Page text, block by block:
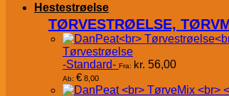
Hestestrøelse
TØRVESTRØELSE,
Tørvestrøelse
-Standard- Fra: kr. 56,00
Ab: € 8,00